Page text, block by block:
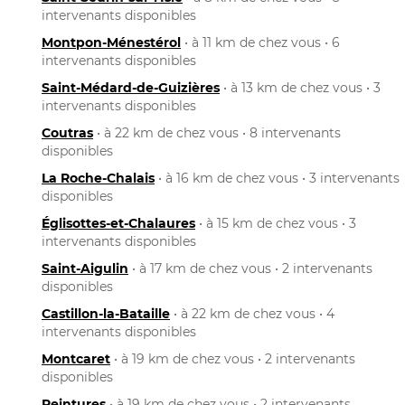
intervenants disponibles
Montpon-Ménestérol • à 11 km de chez vous • 6
intervenants disponibles
Saint-Médard-de-Guizières • à 13 km de chez vous • 3
intervenants disponibles
Coutras • à 22 km de chez vous • 8 intervenants
disponibles
La Roche-Chalais • à 16 km de chez vous • 3 intervenants
disponibles
Églisottes-et-Chalaures • à 15 km de chez vous • 3
intervenants disponibles
Saint-Aigulin • à 17 km de chez vous • 2 intervenants
disponibles
Castillon-la-Bataille • à 22 km de chez vous • 4
intervenants disponibles
Montcaret • à 19 km de chez vous • 2 intervenants
disponibles